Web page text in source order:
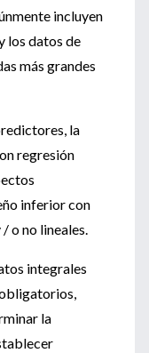
incluyen
los datos de
más grandes
la
regresión
inferior con
o no lineales.
integrales
la